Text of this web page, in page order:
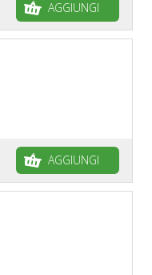
AGGIUNGI
AGGIUNGI